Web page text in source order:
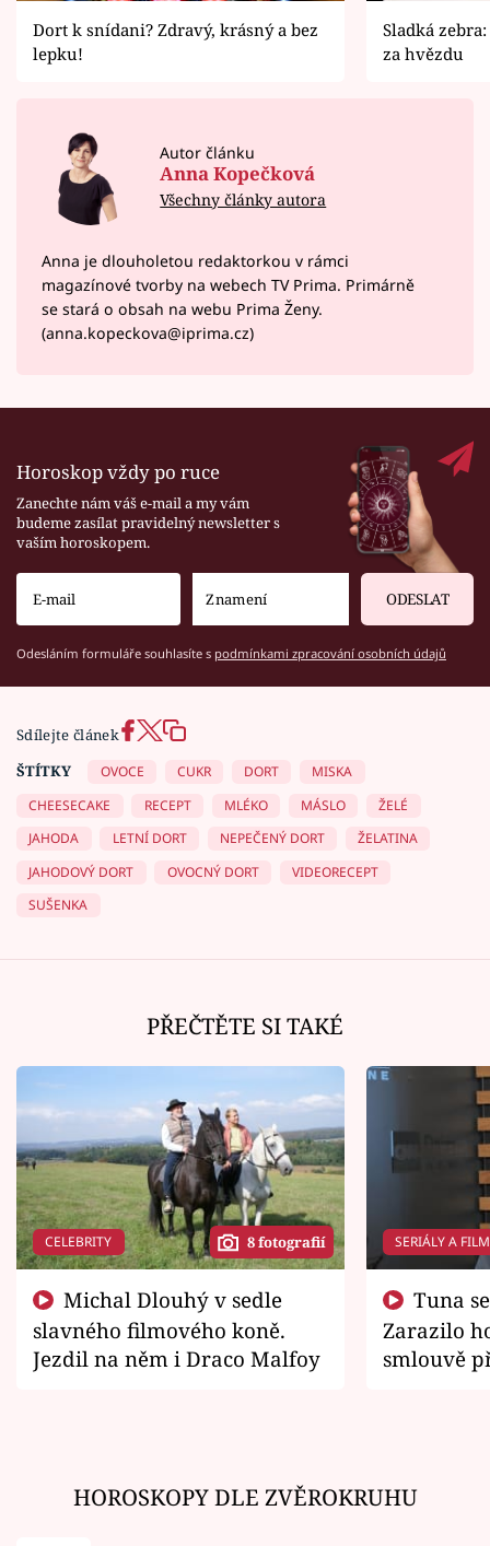
Dort k snídani? Zdravý, krásný a bez
lepku!
Sladká
za hvězdu
Autor článku
Anna Kopečková
Všechny články autora
Anna je dlouholetou redaktorkou v rámci
magazínové tvorby na webech TV Prima. Primárně
se stará o obsah na webu Prima Ženy.
(anna.kopeckova@iprima.cz)
Horoskop vždy po ruce
Zanechte nám váš e-mail a my vám
budeme zasílat pravidelný newsletter s
vaším horoskopem.
ODESLAT
Odesláním formuláře souhlasíte s podmínkami zpracování osobních údajů
Sdílejte článek
ŠTÍTKY
OVOCE CUKR DORT
MISKA
CHEESECAKE
RECEPT MLÉKO MÁSLO
ŽELÉ
JAHODA
LETNÍ DORT NEPEČENÝ DORT
ŽELATINA
JAHODOVÝ DORT
OVOCNÝ DORT
VIDEORECEPT
SUŠENKA
PŘEČTĚTE SI TAKÉ
CELEBRITY 8 fotografií
slavného filmového koně.
Jezdil na něm i Draco Malfoy
SERIÁLY A
Zarazilo
smlouvě
HOROSKOPY DLE ZVĚROKRUHU